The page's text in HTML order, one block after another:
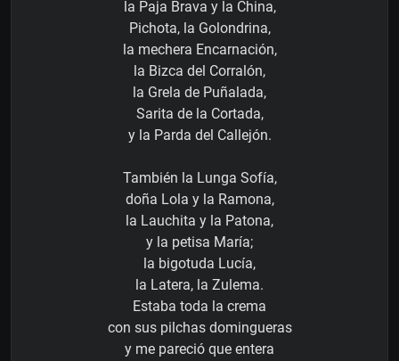
la Paja Brava y la China,
Pichota, la Golondrina,
la mechera Encarnación,
la Bizca del Corralón,
la Grela de Puñalada,
Sarita de la Cortada,
y la Parda del Callejón.
También la Lunga Sofía,
doña Lola y la Ramona,
la Lauchita y la Patona,
y la petisa María;
la bigotuda Lucía,
la Latera, la Zulema.
Estaba toda la crema
con sus pilchas domingueras
y me pareció que entera